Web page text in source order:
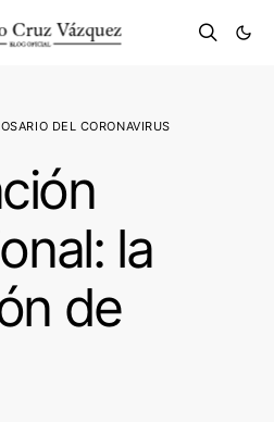
DEL CORONAVIRUS
la
de